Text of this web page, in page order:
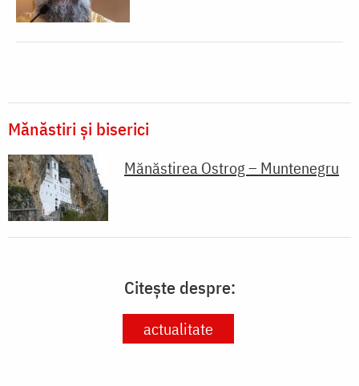
Mănăstiri și biserici
Mănăstirea Ostrog – Muntenegru
Citește despre:
actualitate